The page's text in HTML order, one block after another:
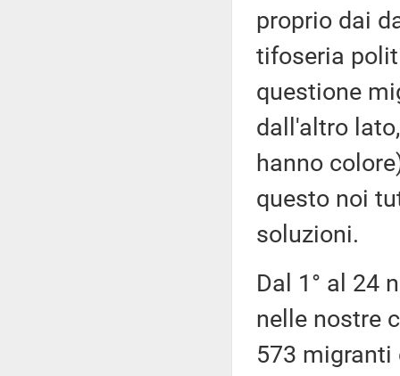
proprio dai
tifoseria
questione
dall'altro
hanno
questo noi
soluzioni.
Dal 1° al 24
nelle nostre
573